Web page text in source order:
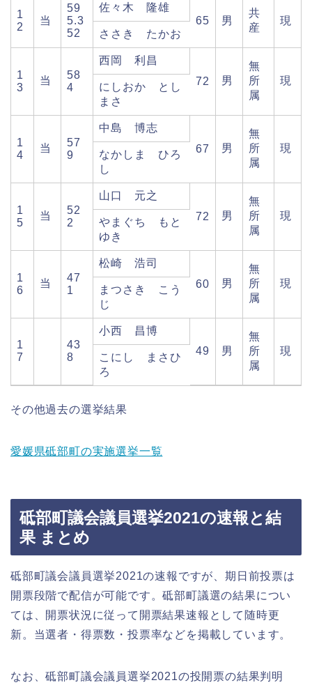
1
2
当
59
5.3
52
佐々木 隆雄
65
男
共
産
現
ささき たかお
1
3
当
58
4
西岡 利昌
72
男
無
所
属
現
にしおか とし
まさ
1
4
当
57
9
中島 博志
67
男
無
所
属
現
なかしま ひろ
し
1
5
当
52
2
山口 元之
72
男
無
所
属
現
やまぐち もと
ゆき
1
6
当
47
1
松崎 浩司
60
男
無
所
属
現
まつさき こう
じ
1
7
43
8
小西 昌博
49
男
無
所
属
現
こにし まさひ
ろ
その他過去の選挙結果
愛媛県砥部町の実施選挙一覧
砥部町議会議員選挙2021の速報と結
果 まとめ
砥部町議会議員選挙2021の速報ですが、期日前投票は
開票段階で配信が可能です。砥部町議選の結果につい
ては、開票状況に従って開票結果速報として随時更
新。当選者・得票数・投票率などを掲載しています。
なお、砥部町議会議員選挙2021の投開票の結果判明